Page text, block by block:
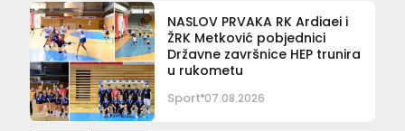
NASLOV PRVAKA RK Ardiaei i
ŽRK Metković pobjednici
Državne završnice HEP trunira
u rukometu
Sport 07.08.2026